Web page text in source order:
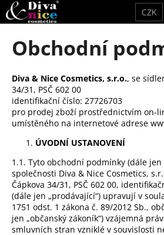
Přejít
na
obsah
CZK
Obchodní
Diva & Nice Cosmetics, s.r.o., se
34/31, PSČ 602 00
identifikační číslo: 27726703
pro prodej zboží prostřednictvím on-
umístěného na internetové adrese
ÚVODNÍ USTANOVENÍ
1.1. Tyto obchodní podmínky (dále
společnosti Diva & Nice Cosmetics,
Čápkova 34/31, PSČ 602 00,
(dále jen „prodávající“) upravují v
1751 odst. 1 zákona č. 89/2012 Sb.,
jen „občanský zákoník“) vzájemná
smluvních stran vzniklé v souvislosti
K
o
o
p
o
t
e
b
u
j
e